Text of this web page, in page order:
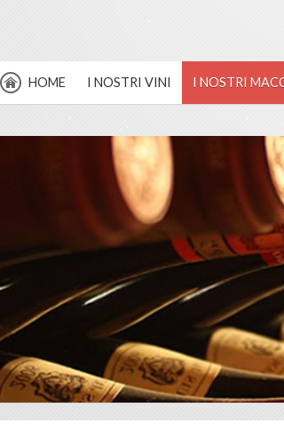
HOME I NOSTRI VINI I NOSTRI